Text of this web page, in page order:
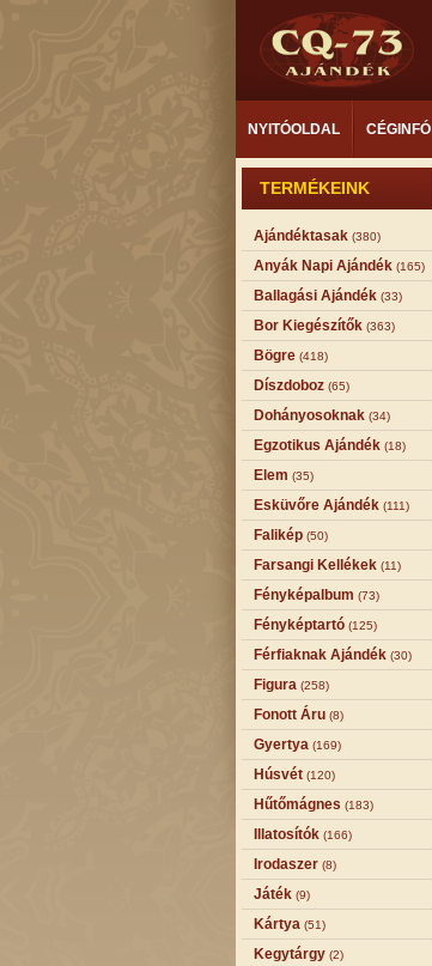
NYITÓOLDAL CÉGINFÓ
TERMÉKEINK
Ajándéktasak (380)
Anyák Napi Ajándék (165)
Ballagási Ajándék (33)
Bor Kiegészítők (363)
Bögre (418)
Díszdoboz (65)
Dohányosoknak (34)
Egzotikus Ajándék (18)
Elem (35)
Esküvőre Ajándék (111)
Falikép (50)
Farsangi Kellékek (11)
Fényképalbum (73)
Fényképtartó (125)
Férfiaknak Ajándék (30)
Figura (258)
Fonott Áru (8)
Gyertya (169)
Húsvét (120)
Hűtőmágnes (183)
Illatosítók (166)
Irodaszer (8)
Játék (9)
Kártya (51)
Kegytárgy (2)